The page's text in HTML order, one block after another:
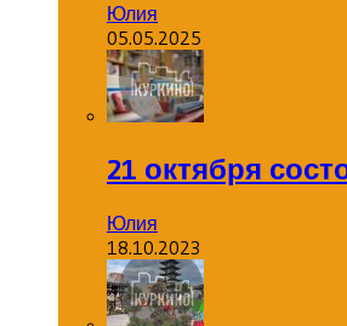
Юлия
05.05.2025
21 октября
Юлия
18.10.2023